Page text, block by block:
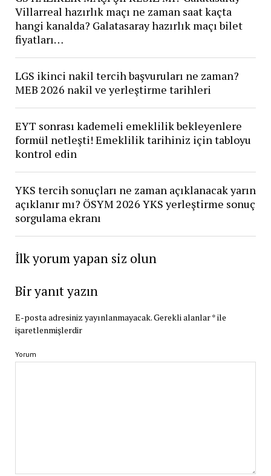
Villarreal hazırlık maçı ne zaman saat kaçta
hangi kanalda? Galatasaray hazırlık maçı bilet
fiyatları…
LGS ikinci nakil tercih başvuruları ne zaman?
MEB 2026 nakil ve yerleştirme tarihleri
EYT sonrası kademeli emeklilik bekleyenlere
formül netleşti! Emeklilik tarihiniz için tabloyu
kontrol edin
YKS tercih sonuçları ne zaman açıklanacak yarın
açıklanır mı? ÖSYM 2026 YKS yerleştirme sonuç
sorgulama ekranı
İlk yorum yapan siz olun
Bir yanıt yazın
E-posta adresiniz yayınlanmayacak.Gerekli alanlar*ile
işaretlenmişlerdir
Yorum